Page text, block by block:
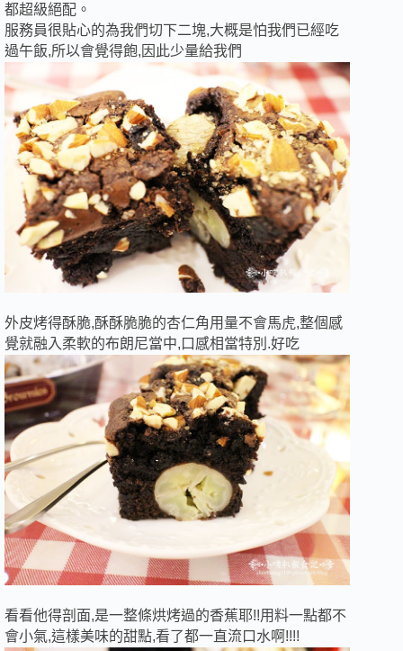
都超級絕配。
服務員很貼心的為我們切下二塊,大概是怕我們已經吃
過午飯,所以會覺得飽,因此少量給我們
外皮烤得酥脆,酥酥脆脆的杏仁角用量不會馬虎,整個感
覺就融入柔軟的布朗尼當中,口感相當特別.好吃
看看他得剖面,是一整條烘烤過的香蕉耶!!用料一點都不
會小氣,這樣美味的甜點,看了都一直流口水啊!!!!